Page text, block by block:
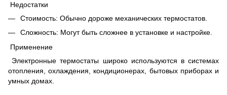
Недостатки
Стоимость: Обычно дороже механических термостатов.
Сложность: Могут быть сложнее в установке и настройке.
Применение
Электронные термостаты широко используются в системах
отопления, охлаждения, кондиционерах, бытовых приборах и
умных домах.